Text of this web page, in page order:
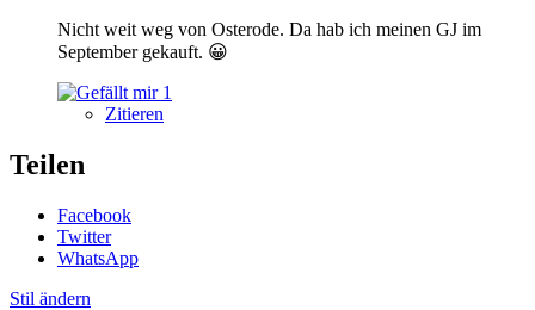
Nicht weit weg von Osterode. Da hab ich meinen GJ im
September gekauft. 😀
1
Zitieren
Teilen
Facebook
Twitter
WhatsApp
Stil ändern